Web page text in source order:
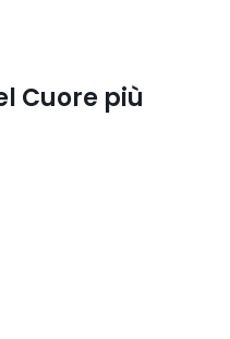
Cuore più